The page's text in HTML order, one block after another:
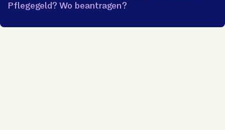
Pflegegeld? Wo beantragen?